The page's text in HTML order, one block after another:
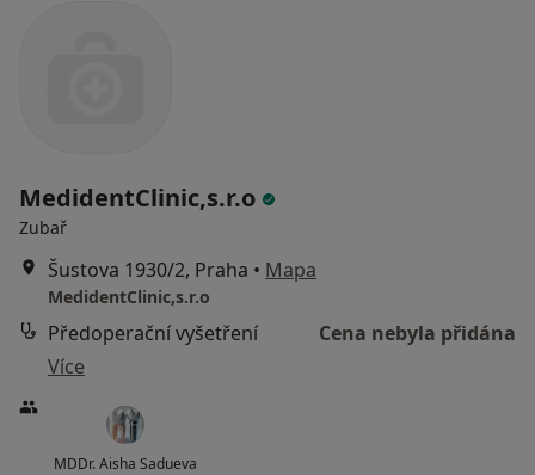
MedidentClinic,s.r.o
Zubař
Šustova 1930/2, Praha • Mapa
MedidentClinic,s.r.o
Předoperační vyšetření
Cena nebyla přidána
Více
MDDr. Aisha Sadueva